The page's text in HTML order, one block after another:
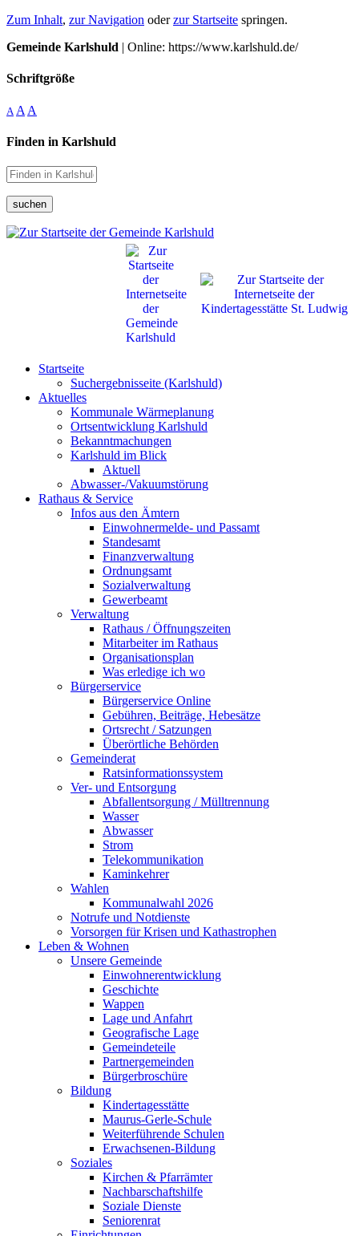
Zum Inhalt, zur Navigation oderzur Startseite springen.
Gemeinde Karlshuld | Online: https://www.karlshuld.de/
Schriftgröße
A A A
Finden in Karlshuld
suchen
Startseite
Suchergebnisseite (Karlshuld)
Aktuelles
Kommunale Wärmeplanung
Ortsentwicklung Karlshuld
Bekanntmachungen
Karlshuld im Blick
Aktuell
Abwasser-/Vakuumstörung
Rathaus & Service
Infos aus den Ämtern
Einwohnermelde- und Passamt
Standesamt
Finanzverwaltung
Ordnungsamt
Sozialverwaltung
Gewerbeamt
Verwaltung
Rathaus / Öffnungszeiten
Mitarbeiter im Rathaus
Organisationsplan
Was erledige ich wo
Bürgerservice
Bürgerservice Online
Gebühren, Beiträge, Hebesätze
Ortsrecht / Satzungen
Überörtliche Behörden
Gemeinderat
Ratsinformationssystem
Ver- und Entsorgung
Abfallentsorgung / Mülltrennung
Wasser
Abwasser
Strom
Telekommunikation
Kaminkehrer
Wahlen
Kommunalwahl 2026
Notrufe und Notdienste
Vorsorgen für Krisen und Kathastrophen
Leben & Wohnen
Unsere Gemeinde
Einwohnerentwicklung
Geschichte
Wappen
Lage und Anfahrt
Geografische Lage
Gemeindeteile
Partnergemeinden
Bürgerbroschüre
Bildung
Kindertagesstätte
Maurus-Gerle-Schule
Weiterführende Schulen
Erwachsenen-Bildung
Soziales
Kirchen & Pfarrämter
Nachbarschaftshilfe
Soziale Dienste
Seniorenrat